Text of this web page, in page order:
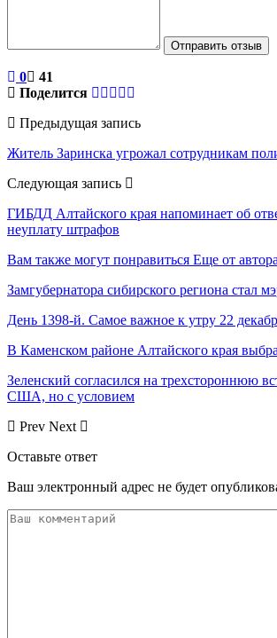
Отправить отзыв
0
41
Поделится
Предыдущая запись
Житель Заринска угрожал сотрудникам
Следующая запись
ГИБДД Алтайского края напоминает об
неуплату штрафов
Вам также могут понравиться Еще от автора
Замгубернатора сибирского региона стал
День 1398-й. Самое важное к утру 22
В Каменском районе Алтайского края
Зеленский согласился на трехстороннюю
США, но с условием
Prev Next
Оставьте ответ
Ваш электронный адрес не будет